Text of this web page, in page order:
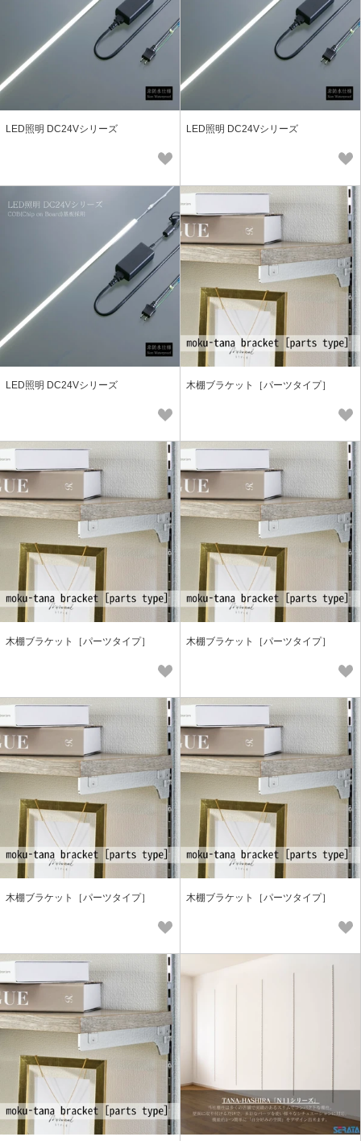
LED照明 DC24Vシリーズ LED照明 DC24Vシリーズ
LED照明 DC24Vシリーズ 木棚ブラケット［パーツタイプ］
木棚ブラケット［パーツタイプ］ 木棚ブラケット［パーツタイプ］
木棚ブラケット［パーツタイプ］ 木棚ブラケット［パーツタイプ］